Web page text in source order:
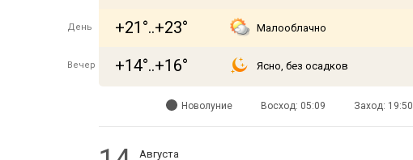
День +21°..+23° Малооблачно
Вечер +14°..+16° Ясно, без осадков
Новолуние Восход: 05:09 Заход: 19:50
Августа